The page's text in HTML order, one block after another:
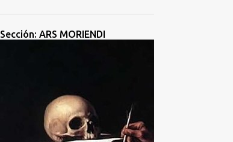
Sección: ARS MORIENDI